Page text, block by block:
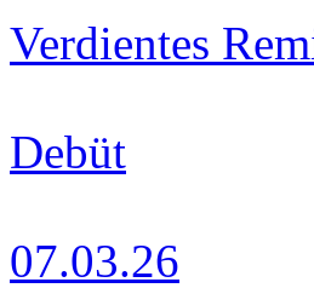
Verdientes
Debüt
07.03.26